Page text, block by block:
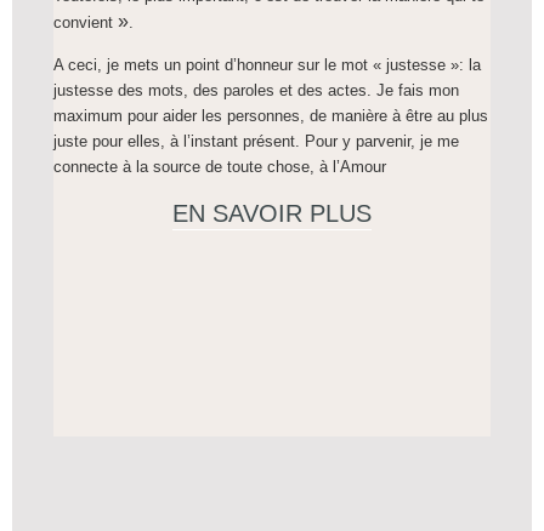
convient»
A ceci, je mets un point d’honneur sur le mot «justesse »: la
justesse des mots, des paroles et des actes. Je fais mon
maximum pour aider les personnes, de manière à être au plus
juste pour elles, à l’instant présent. Pour y parvenir, je me
connecte à la source de toute chose, à l’Amour
EN SAVOIR PLUS